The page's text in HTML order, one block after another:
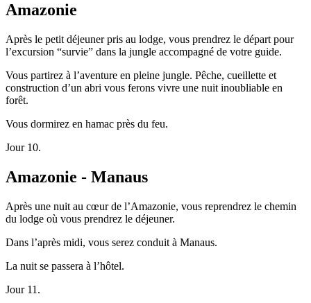
Amazonie
Après le petit déjeuner pris au lodge, vous prendrez le départ pour
l’excursion “survie” dans la jungle accompagné de votre guide.
Vous partirez à l’aventure en pleine jungle. Pêche, cueillette et
construction d’un abri vous ferons vivre une nuit inoubliable en
forêt.
Vous dormirez en hamac près du feu.
Jour 10.
Amazonie - Manaus
Après une nuit au cœur de l’Amazonie, vous reprendrez le chemin
du lodge où vous prendrez le déjeuner.
Dans l’après midi, vous serez conduit à Manaus.
La nuit se passera à l’hôtel.
Jour 11.